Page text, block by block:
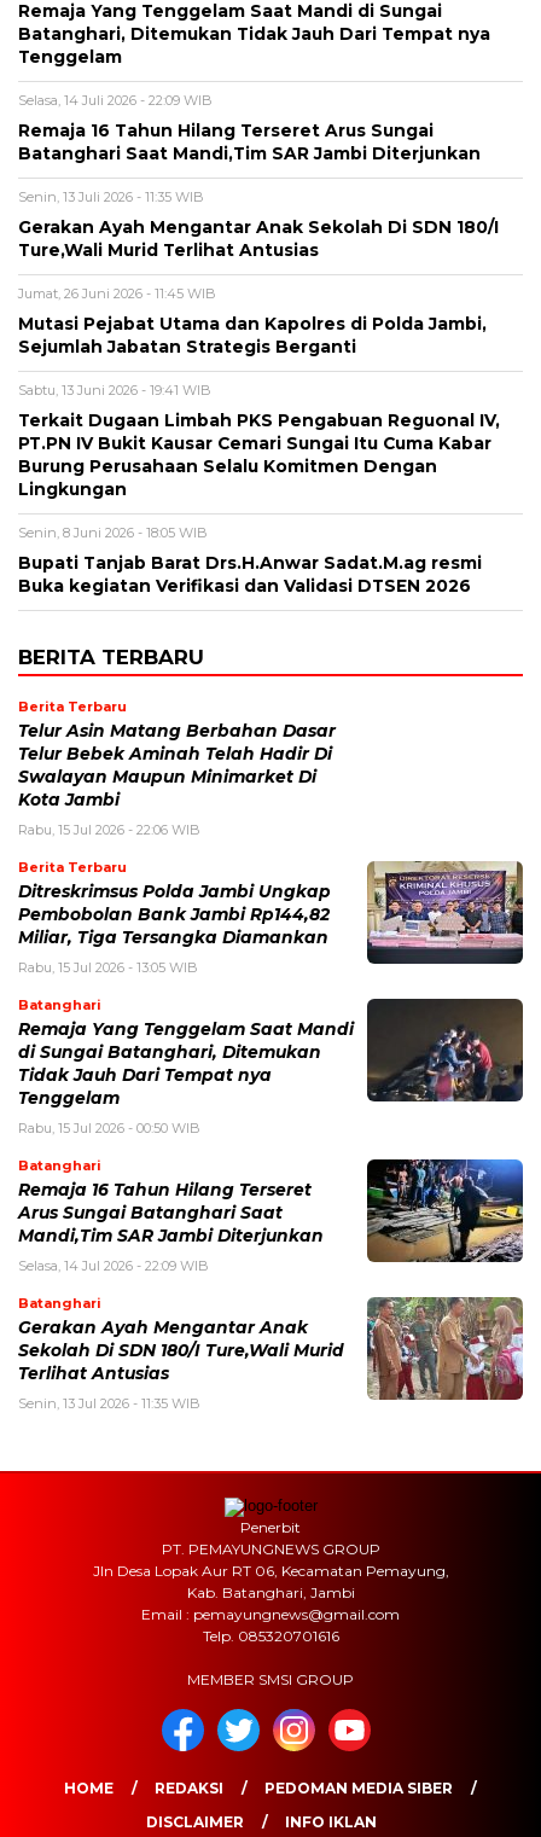
Remaja Yang Tenggelam Saat Mandi di Sungai
Batanghari, Ditemukan Tidak Jauh Dari Tempat nya
Tenggelam
Selasa, 14 Juli 2026 - 22:09 WIB
Remaja 16 Tahun Hilang Terseret Arus Sungai
Batanghari Saat Mandi,Tim SAR Jambi Diterjunkan
Senin, 13 Juli 2026 - 11:35 WIB
Gerakan Ayah Mengantar Anak Sekolah Di SDN 180/I
Ture,Wali Murid Terlihat Antusias
Jumat, 26 Juni 2026 - 11:45 WIB
Mutasi Pejabat Utama dan Kapolres di Polda Jambi,
Sejumlah Jabatan Strategis Berganti
Sabtu, 13 Juni 2026 - 19:41 WIB
Terkait Dugaan Limbah PKS Pengabuan Reguonal IV,
PT.PN IV Bukit Kausar Cemari Sungai Itu Cuma Kabar
Burung Perusahaan Selalu Komitmen Dengan
Lingkungan
Senin, 8 Juni 2026 - 18:05 WIB
Bupati Tanjab Barat Drs.H.Anwar Sadat.M.ag resmi
Buka kegiatan Verifikasi dan Validasi DTSEN 2026
BERITA TERBARU
Berita Terbaru
Telur Asin Matang Berbahan Dasar
Telur Bebek Aminah Telah Hadir Di
Swalayan Maupun Minimarket Di
Kota Jambi
Rabu, 15 Jul 2026 - 22:06 WIB
Berita Terbaru
Ditreskrimsus Polda Jambi Ungkap
Pembobolan Bank Jambi Rp144,82
Miliar, Tiga Tersangka Diamankan
Rabu, 15 Jul 2026 - 13:05 WIB
Batanghari
Remaja Yang Tenggelam Saat Mandi
di Sungai Batanghari, Ditemukan
Tidak Jauh Dari Tempat nya
Tenggelam
Rabu, 15 Jul 2026 - 00:50 WIB
Batanghari
Remaja 16 Tahun Hilang Terseret
Arus Sungai Batanghari Saat
Mandi,Tim SAR Jambi Diterjunkan
Selasa, 14 Jul 2026 - 22:09 WIB
Batanghari
Gerakan Ayah Mengantar Anak
Sekolah Di SDN 180/I Ture,Wali Murid
Terlihat Antusias
Senin, 13 Jul 2026 - 11:35 WIB
Penerbit
PT. PEMAYUNGNEWS GROUP
Jln Desa Lopak Aur RT 06, Kecamatan Pemayung,
Kab. Batanghari, Jambi
Email : pemayungnews@gmail.com
Telp. 085320701616
MEMBER SMSI GROUP
HOME REDAKSI
PEDOMAN MEDIA SIBER
DISCLAIMER
INFO IKLAN